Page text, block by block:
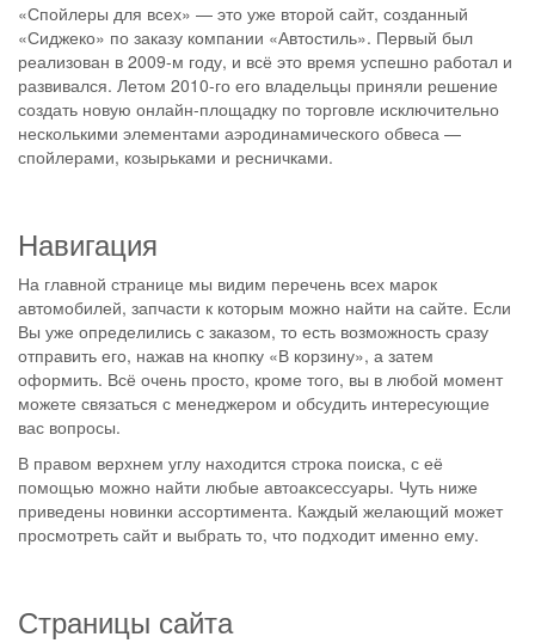
«Спойлеры для всех» — это уже второй сайт, созданный
«Сиджеко» по заказу компании «Автостиль». Первый был
реализован в 2009-м году, и всё это время успешно работал и
развивался. Летом 2010-го его владельцы приняли решение
создать новую онлайн-площадку по торговле исключительно
несколькими элементами аэродинамического обвеса —
спойлерами, козырьками и ресничками.
Навигация
На главной странице мы видим перечень всех марок
автомобилей, запчасти к которым можно найти на сайте. Если
Вы уже определились с заказом, то есть возможность сразу
отправить его, нажав на кнопку «В корзину», а затем
оформить. Всё очень просто, кроме того, вы в любой момент
можете связаться с менеджером и обсудить интересующие
вас вопросы.
В правом верхнем углу находится строка поиска, с её
помощью можно найти любые автоаксессуары. Чуть ниже
приведены новинки ассортимента. Каждый желающий может
просмотреть сайт и выбрать то, что подходит именно ему.
Страницы сайта